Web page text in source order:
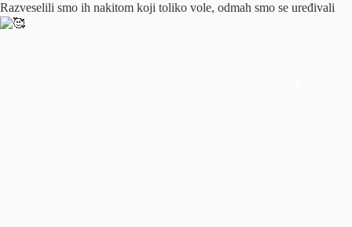
Razveselili smo ih nakitom koji toliko vole, odmah smo se uređivali